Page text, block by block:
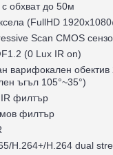
с обхват до 50м
(FullHD
Scan CMOS
(0 Lux IR on)
варифокален
ъгъл 105°~35°)
филтър
филтър
H.264+/H.264 dual